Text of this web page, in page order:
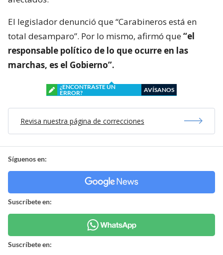
El legislador denunció que “Carabineros está en
total desamparo”. Por lo mismo, afirmó que“el
responsable político de lo que ocurre en las
marchas, es el Gobierno”.
¿ENCONTRASTE UN
ERROR?
AVÍSANOS
Revisa nuestra página de correcciones
Síguenos en:
Suscríbete en:
Suscríbete en: